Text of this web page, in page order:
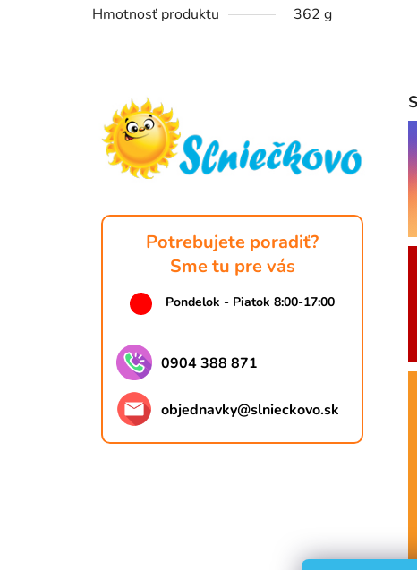
Hmotnosť produktu
362 g
Potrebujete poradiť?
Sme tu pre vás
Pondelok - Piatok 8:00-17:00
0904 388 871
objednavky@slnieckovo.sk